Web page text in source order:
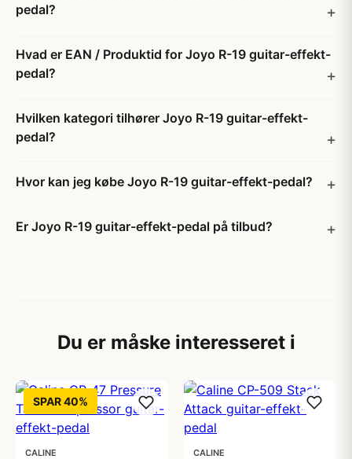
pedal?
Hvad er EAN / Produktid for Joyo R-19 guitar-effekt-
pedal?
Hvilken kategori tilhører Joyo R-19 guitar-effekt-
pedal?
Hvor kan jeg købe Joyo R-19 guitar-effekt-pedal?
Er Joyo R-19 guitar-effekt-pedal på tilbud?
Du er måske interesseret i
SPAR 40%
CALINE CALINE